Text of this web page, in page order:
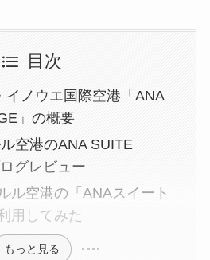
目次
イノウエ国際空港「ANA
」の概要
空港のANA SUITE
グレビュー
ル空港の「ANAスイート
用してみた
もっと見る